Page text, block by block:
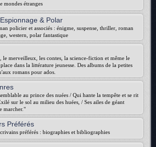
mondes étranges
& Polar
policier et associés : énigme, suspense, thriller, roman
western, polar fantastique
le merveilleux, les contes, la science-fiction et même le
dans la littérature jeunesse. Des albums de la petites
romans pour ados.
au prince des nuées / Qui hante la tempête et se rit
sur le sol au milieu des huées, / Ses ailes de géant
marcher."
Préférés
préférés : biographies et bibliographies